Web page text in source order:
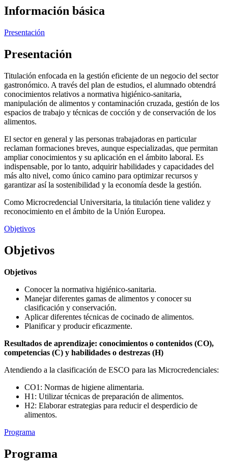
Información básica
Presentación
Presentación
Titulación enfocada en la gestión eficiente de un negocio del sector
gastronómico. A través del plan de estudios, el alumnado obtendrá
conocimientos relativos a normativa higiénico-sanitaria,
manipulación de alimentos y contaminación cruzada, gestión de los
espacios de trabajo y técnicas de cocción y de conservación de los
alimentos.
El sector en general y las personas trabajadoras en particular
reclaman formaciones breves, aunque especializadas, que permitan
ampliar conocimientos y su aplicación en el ámbito laboral. Es
indispensable, por lo tanto, adquirir habilidades y capacidades del
más alto nivel, como único camino para optimizar recursos y
garantizar así la sostenibilidad y la economía desde la gestión.
Como Microcredencial Universitaria, la titulación tiene validez y
reconocimiento en el ámbito de la Unión Europea.
Objetivos
Objetivos
Objetivos
Conocer la normativa higiénico-sanitaria.
Manejar diferentes gamas de alimentos y conocer su
clasificación y conservación.
Aplicar diferentes técnicas de cocinado de alimentos.
Planificar y producir eficazmente.
Resultados de aprendizaje: conocimientos o contenidos (CO),
competencias (C) y habilidades o destrezas (H)
Atendiendo a la clasificación de ESCO para las Microcredenciales:
CO1: Normas de higiene alimentaria.
H1: Utilizar técnicas de preparación de alimentos.
H2: Elaborar estrategias para reducir el desperdicio de
alimentos.
Programa
Programa